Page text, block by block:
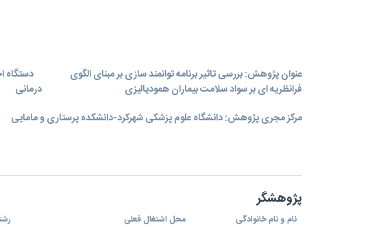
عنوان پژوهش: بررسی تاثیر برنامه توانمند سازی بر مبنای الگوی
فرانظریه ای بر سواد سلامت بیماران همودیالیزی
دستگاه
درمانی
مرکز مجری پژوهش: دانشگاه علوم پزشکی شهرکرد-دانشکده پرستاری و مامایی
پژوهشگر
نام و نام خانوادگی محل اشتغال فعلی